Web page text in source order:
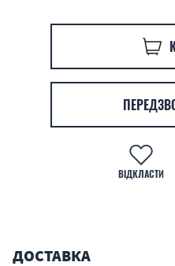
ВІДКЛАСТИ
ДОСТАВКА